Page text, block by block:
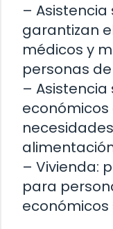
–
garantizan
médicos y
personas
– Asistencia
– Vivienda:
para
económicos